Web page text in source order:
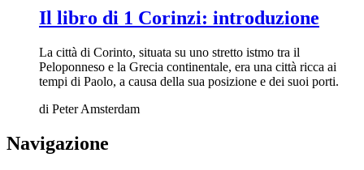
Il libro di 1 Corinzi: introduzione
La città di Corinto, situata su uno stretto istmo tra il
Peloponneso e la Grecia continentale, era una città ricca ai
tempi di Paolo, a causa della sua posizione e dei suoi porti.
di Peter Amsterdam
Navigazione